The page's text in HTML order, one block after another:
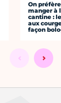
On préfère
manger à
cantine :
aux
façon